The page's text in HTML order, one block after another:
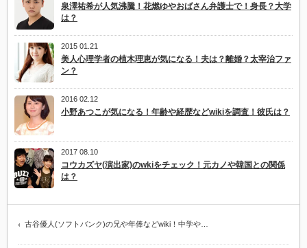
泉澤祐希が人気沸騰！花燃ゆやおばさん弁護士で！身長？大学
は？
2015 01.21
美人心理学者の植木理恵が気になる！夫は？離婚？太宰治ファ
ン？
2016 02.12
小野あつこが気になる！年齢や経歴などwikiを調査！彼氏は？
2017 08.10
コウカズヤ(演出家)のwkiをチェック！元カノや韓国との関係
は？
古谷優人(ソフトバンク)の兄や年俸などwiki！中学や…